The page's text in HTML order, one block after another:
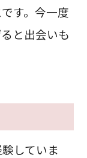
す。今一度
と出会いも
していま